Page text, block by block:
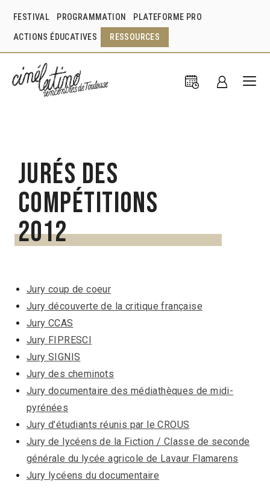
FESTIVAL PROGRAMMATION PLATEFORME PRO
ACTIONS ÉDUCATIVES RESSOURCES
Jurés des
compétitions
2012
Jury coup de coeur
Jury découverte de la critique française
Jury CCAS
Jury FIPRESCI
Jury SIGNIS
Jury des cheminots
Jury documentaire des médiathèques de midi-
pyrénées
Jury d’étudiants réunis par le CROUS
Jury de lycéens de la Fiction / Classe de seconde
générale du lycée agricole de Lavaur Flamarens
Jury lycéens du documentaire